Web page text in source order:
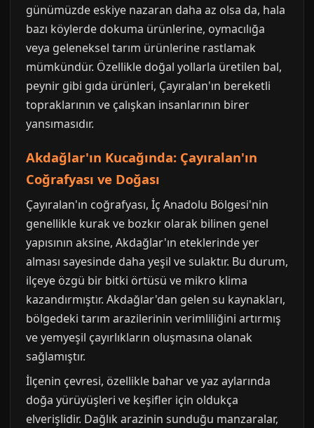
günümüzde eskiye nazaran daha az olsa da, hala
bazı köylerde dokuma ürünlerine, oymacılığa
veya geleneksel tarım ürünlerine rastlamak
mümkündür. Özellikle doğal yollarla üretilen bal,
peynir gibi gıda ürünleri, Çayıralan'ın bereketli
topraklarının ve çalışkan insanlarının birer
yansımasıdır.
Akdağlar'ın Kucağında: Çayıralan'ın
Coğrafyası ve Doğası
Çayıralan'ın coğrafyası, İç Anadolu Bölgesi'nin
genellikle kurak ve bozkır olarak bilinen genel
yapısının aksine, Akdağlar'ın eteklerinde yer
alması sayesinde daha yeşil ve sulaktır. Bu durum,
ilçeye özgü bir bitki örtüsü ve mikro klima
kazandırmıştır. Akdağlar'dan gelen su kaynakları,
bölgedeki tarım arazilerinin verimliliğini artırmış
ve yemyeşil çayırlıkların oluşmasına olanak
sağlamıştır.
İlçenin çevresi, özellikle bahar ve yaz aylarında
doğa yürüyüşleri ve keşifler için oldukça
elverişlidir. Dağlık arazinin sunduğu manzaralar,